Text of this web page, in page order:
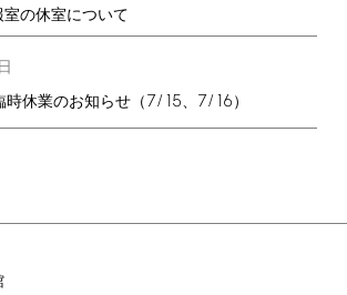
の休室について
休業のお知らせ（7/15、 7/16）